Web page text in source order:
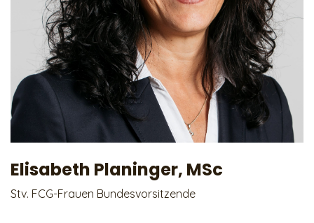
Elisabeth Planinger, MSc
Stv. FCG-Frauen Bundesvorsitzende